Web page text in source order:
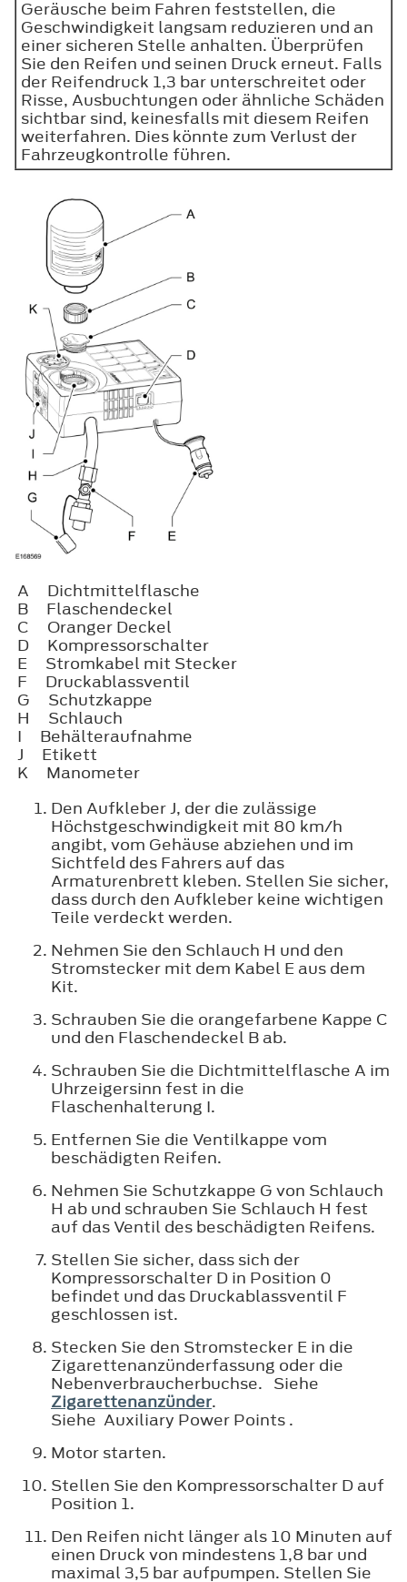
Geräusche beim Fahren feststellen, die
Geschwindigkeit langsam reduzieren und an
einer sicheren Stelle anhalten. Überprüfen
Sie den Reifen und seinen Druck erneut. Falls
der Reifendruck 1,3 bar unterschreitet oder
Risse, Ausbuchtungen oder ähnliche Schäden
sichtbar sind, keinesfalls mit diesem Reifen
weiterfahren. Dies könnte zum Verlust der
Fahrzeugkontrolle führen.
A
Dichtmittelflasche
B
Flaschendeckel
C
Oranger Deckel
D
Kompressorschalter
E
Stromkabel mit Stecker
F
Druckablassventil
G
Schutzkappe
H
Schlauch
I
Behälteraufnahme
J
Etikett
K
Manometer
Den Aufkleber J, der die zulässige
Höchstgeschwindigkeit mit 80 km/h
angibt, vom Gehäuse abziehen und im
Sichtfeld des Fahrers auf das
Armaturenbrett kleben. Stellen Sie sicher,
dass durch den Aufkleber keine wichtigen
Teile verdeckt werden.
Nehmen Sie den Schlauch H und den
Stromstecker mit dem Kabel E aus dem
Kit.
Schrauben Sie die orangefarbene Kappe C
und den Flaschendeckel B ab.
Schrauben Sie die Dichtmittelflasche A im
Uhrzeigersinn fest in die
Flaschenhalterung I.
Entfernen Sie die Ventilkappe vom
beschädigten Reifen.
Nehmen Sie Schutzkappe G von Schlauch
H ab und schrauben Sie Schlauch H fest
auf das Ventil des beschädigten Reifens.
Stellen Sie sicher, dass sich der
Kompressorschalter D in Position 0
befindet und das Druckablassventil F
geschlossen ist.
Stecken Sie den Stromstecker E in die
Zigarettenanzünderfassung oder die
Nebenverbraucherbuchse. Siehe
Zigarettenanzünder.
Siehe Auxiliary Power Points .
Motor starten.
Stellen Sie den Kompressorschalter D auf
Position 1.
Den Reifen nicht länger als 10 Minuten auf
einen Druck von mindestens 1,8 bar und
maximal 3,5 bar aufpumpen. Stellen Sie